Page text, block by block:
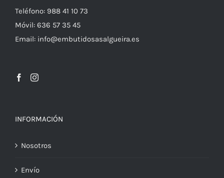
Teléfono: 988 41 10 73
Móvil: 636 57 35 45
Email: info@embutidosasalgueira.es
INFORMACIÓN
Nosotros
Envío